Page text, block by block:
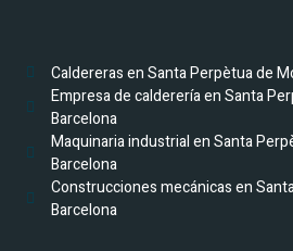
Caldereras en Santa Perpètua de
Empresa de calderería en Santa
Barcelona
Maquinaria industrial en Santa
Barcelona
Construcciones mecánicas en
Barcelona